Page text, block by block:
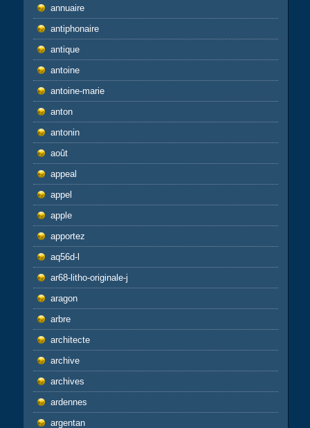
annuaire
antiphonaire
antique
antoine
antoine-marie
anton
antonin
août
appeal
appel
apple
apportez
aq56d-l
ar68-litho-originale-j
aragon
arbre
architecte
archive
archives
ardennes
argentan